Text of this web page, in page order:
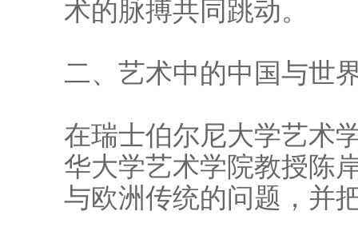
术的脉搏共同跳动。
二、艺术中的中国与世
在瑞士伯尔尼大学艺术
华大学艺术学院教授陈
与欧洲传统的问题，并